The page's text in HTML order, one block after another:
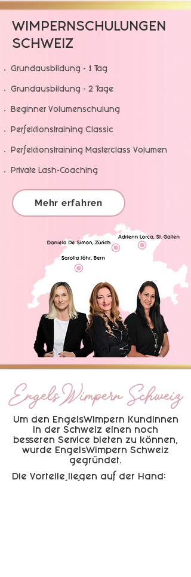
WIMPERNSCHULUNGEN
SCHWEIZ
Grund​ausbildung - 1 Tag
Grundausbildung - 2 Tage
Beginner Volumenschulung
Perfektionstraining Classic
Perfektionstraining Masterclass Volumen
Private Lash-Coaching
Mehr erfahren
EngelsWimpern Schweiz
Um den EngelsWimpern Kundinnen
in der Schweiz einen noch
besseren Service bieten zu können,
wurde EngelsWimpern Schweiz
gegründet.
Die Vorteile liegen auf der Hand: